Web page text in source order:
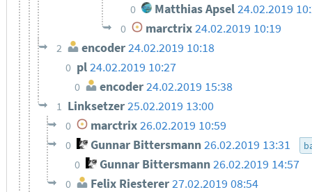
0 Matthias Apsel24.02.2019
0 marctrix24.02.2019 10:19
2 encoder24.02.2019 10:18
0 pl24.02.2019 10:27
0 encoder24.02.2019 15:38
1 Linksetzer25.02.2019 13:00
0 marctrix26.02.2019 10:59
0 Gunnar Bittersmann26.02.2019 13:31
0 Gunnar Bittersmann26.02.2019 14:57
0 Felix Riesterer27.02.2019 08:54